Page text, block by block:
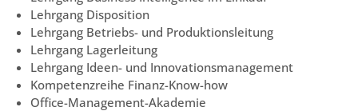
Lehrgang Disposition
Lehrgang Betriebs- und Produktionsleitung
Lehrgang Lagerleitung
Lehrgang Ideen- und Innovationsmanagement
Kompetenzreihe Finanz-Know-how
Office-Management-Akademie